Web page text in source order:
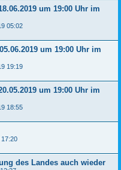
um 19:00 Uhr im
05:02
um 19:00 Uhr im
19:19
um 19:00 Uhr im
18:55
des Landes auch wieder